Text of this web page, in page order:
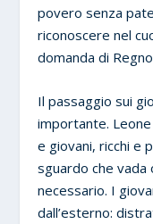
povero senza
riconoscere nel
domanda di
Il passaggio sui
importante.
e giovani, ricchi e
sguardo che vada
necessario. I
dall’esterno: